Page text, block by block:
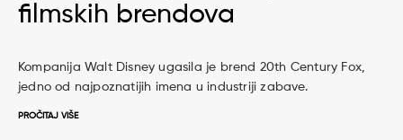
filmskih brendova
Kompanija Walt Disney ugasila je brend 20th Century Fox,
jedno od najpoznatijih imena u industriji zabave.
PROČITAJ VIŠE